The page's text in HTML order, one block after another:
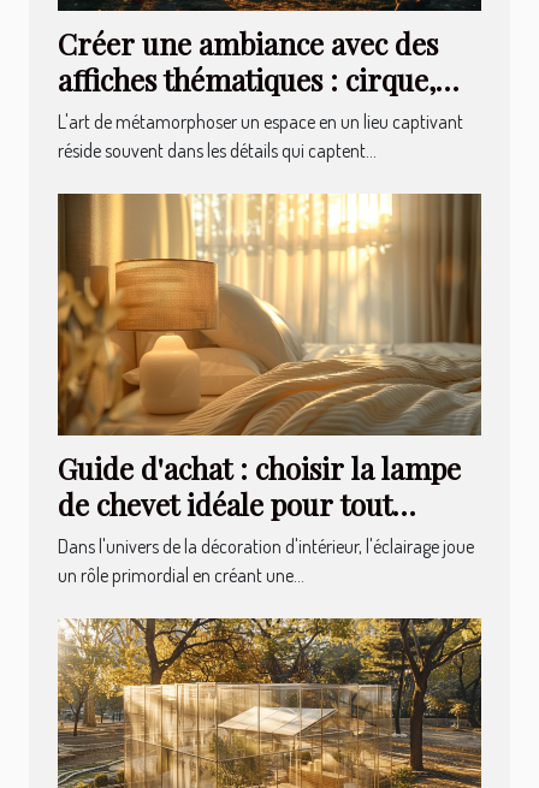
Créer une ambiance avec des
affiches thématiques : cirque,
cocktails et plus
L'art de métamorphoser un espace en un lieu captivant
réside souvent dans les détails qui captent...
Guide d'achat : choisir la lampe
de chevet idéale pour tout
intérieur
Dans l'univers de la décoration d'intérieur, l'éclairage joue
un rôle primordial en créant une...